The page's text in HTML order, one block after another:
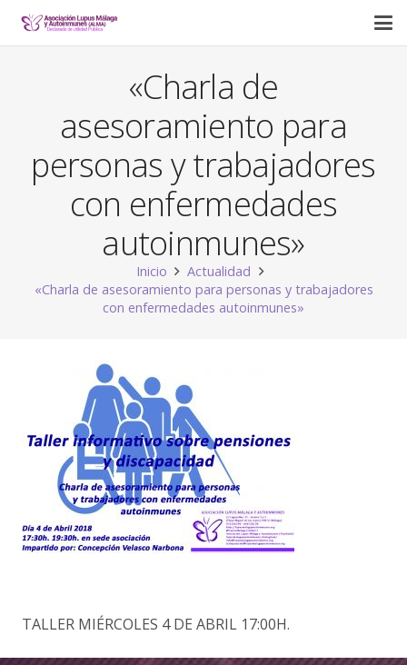
«Charla de
asesoramiento para
personas y trabajadores
con enfermedades
autoinmunes»
Inicio
Actualidad
«Charla de asesoramiento para personas y trabajadores
con enfermedades autoinmunes»
TALLER MIÉRCOLES 4 DE ABRIL 17:00H.